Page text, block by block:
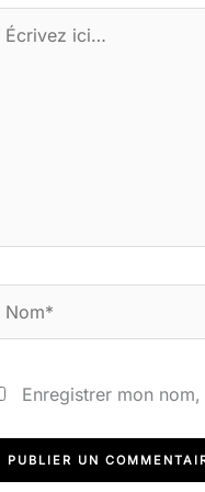
ici…
Enregistrer mon